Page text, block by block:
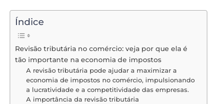
Índice
Revisão tributária no comércio: veja por que ela é
tão importante na economia de impostos
A revisão tributária pode ajudar a maximizar a
economia de impostos no comércio, impulsionando
a lucratividade e a competitividade das empresas.
A importância da revisão tributária